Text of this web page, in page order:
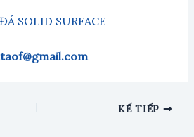
SOLID SURFACE
KẾ TIẾP